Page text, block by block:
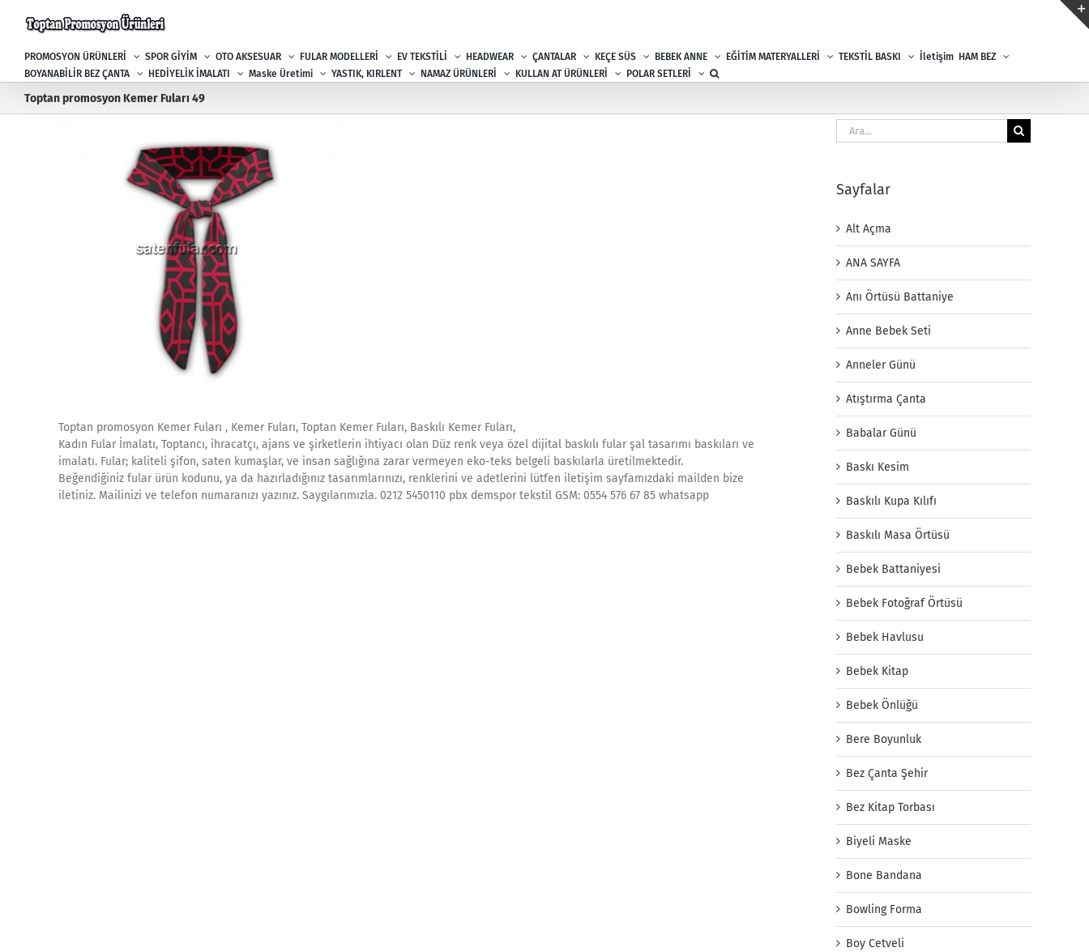
PROMOSYON ÜRÜNLERİ SPOR GİYİM OTO AKSESUAR FULAR MODELLERİ EV TEKSTİLİ HEADWEAR ÇANTALAR KEÇE SÜS BEBEK ANNE EĞİTİM MATERYALLERİ TEKSTİL BASKI İletişim HAM BEZ
BOYANABİLİR BEZ ÇANTA
HEDİYELİK İMALATI Maske Üretimi YASTIK, KIRLENT NAMAZ ÜRÜNLERİ KULLAN AT ÜRÜNLERİ POLAR SETLERİ
Toptan promosyon Kemer Fuları 49
Toptan promosyon Kemer Fuları , Kemer Fuları, Toptan Kemer Fuları, Baskılı Kemer Fuları,
Kadın Fular İmalatı, Toptancı, ihracatçı, ajans ve şirketlerin ihtiyacı olan Düz renk veya özel dijital baskılı fular şal tasarımı baskıları ve
imalatı. Fular; kaliteli şifon, saten kumaşlar, ve insan sağlığına zarar vermeyen eko-teks belgeli baskılarla üretilmektedir.
Beğendiğiniz fular ürün kodunu, ya da hazırladığınız tasarımlarınızı, renklerini ve adetlerini lütfen iletişim sayfamızdaki mailden bize
iletiniz. Mailinizi ve telefon numaranızı yazınız. Saygılarımızla. 0212 5450110 pbx demspor tekstil GSM: 0554 576 67 85 whatsapp
Ara:
Sayfalar
Alt Açma
ANA SAYFA
Anı Örtüsü Battaniye
Anne Bebek Seti
Anneler Günü
Atıştırma Çanta
Babalar Günü
Baskı Kesim
Baskılı Kupa Kılıfı
Baskılı Masa Örtüsü
Bebek Battaniyesi
Bebek Fotoğraf Örtüsü
Bebek Havlusu
Bebek Kitap
Bebek Önlüğü
Bere Boyunluk
Bez Çanta Şehir
Bez Kitap Torbası
Biyeli Maske
Bone Bandana
Bowling Forma
Boy Cetveli